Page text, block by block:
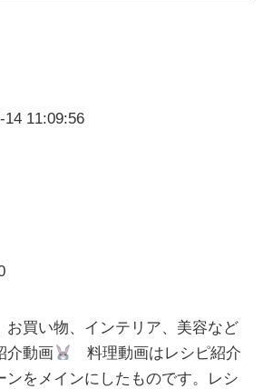
11:09:56
お買い物、インテリア、美容など
介動画
料理動画はレシピ紹介
ンをメインにしたものです。レシ